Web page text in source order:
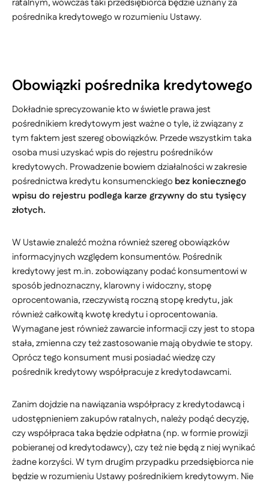
ratalnym, wówczas taki przedsiębiorca będzie uznany za
pośrednika kredytowego w rozumieniu Ustawy.
Obowiązki pośrednika kredytowego
Dokładnie sprecyzowanie kto w świetle prawa jest
pośrednikiem kredytowym jest ważne o tyle, iż związany z
tym faktem jest szereg obowiązków. Przede wszystkim taka
osoba musi uzyskać wpis do rejestru pośredników
kredytowych. Prowadzenie bowiem działalności w zakresie
pośrednictwa kredytu konsumenckiego bez koniecznego
wpisu do rejestru podlega karze grzywny do stu tysięcy
złotych.
W Ustawie znaleźć można również szereg obowiązków
informacyjnych względem konsumentów. Pośrednik
kredytowy jest m.in. zobowiązany podać konsumentowi w
sposób jednoznaczny, klarowny i widoczny, stopę
oprocentowania, rzeczywistą roczną stopę kredytu, jak
również całkowitą kwotę kredytu i oprocentowania.
Wymagane jest również zawarcie informacji czy jest to stopa
stała, zmienna czy też zastosowanie mają obydwie te stopy.
Oprócz tego konsument musi posiadać wiedzę czy
pośrednik kredytowy współpracuje z kredytodawcami.
Zanim dojdzie na nawiązania współpracy z kredytodawcą i
udostępnieniem zakupów ratalnych, należy podąć decyzję,
czy współpraca taka będzie odpłatna (np. w formie prowizji
pobieranej od kredytodawcy), czy też nie będą z niej wynikać
żadne korzyści. W tym drugim przypadku przedsiębiorca nie
będzie w rozumieniu Ustawy pośrednikiem kredytowym. Nie